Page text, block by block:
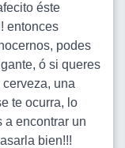
éste
entonces
podes
ó si queres
una
te ocurra, lo
a encontrar un
bien!!!